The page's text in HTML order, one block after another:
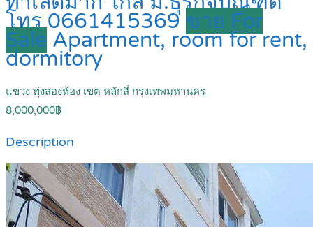
โทร 0661415369 ขาย For
Sale Apartment, room for rent,
dormitory
แขวง ทุ่งสองห้อง เขต หลักสี่ กรุงเทพมหานคร
8,000,000฿
Description